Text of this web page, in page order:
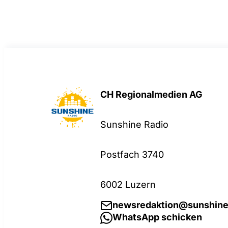
CH Regionalmedien AG
Sunshine Radio
Postfach 3740
6002 Luzern
WhatsApp schicken